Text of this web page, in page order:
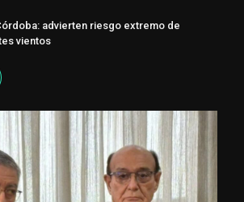
advierten riesgo extremo de
vientos